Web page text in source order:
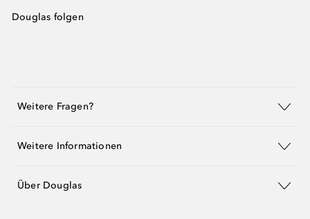
Douglas folgen
Weitere Fragen?
Weitere Informationen
Über Douglas